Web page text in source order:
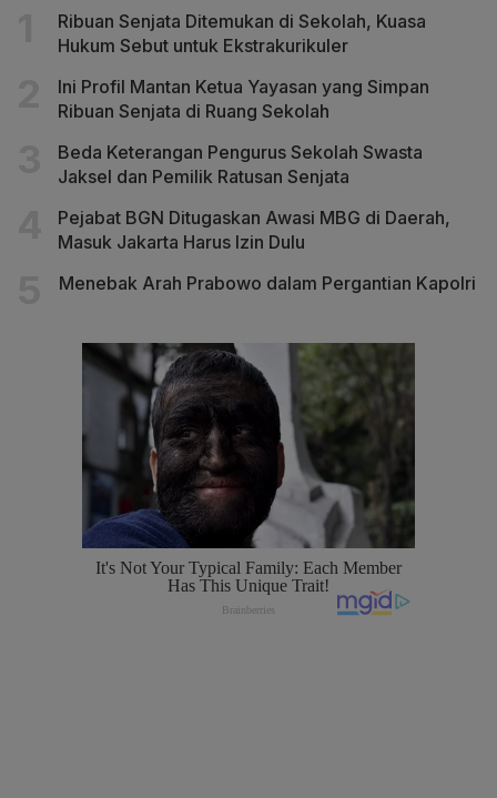
Ribuan Senjata Ditemukan di Sekolah, Kuasa
Hukum Sebut untuk Ekstrakurikuler
Ini Profil Mantan Ketua Yayasan yang Simpan
Ribuan Senjata di Ruang Sekolah
Beda Keterangan Pengurus Sekolah Swasta
Jaksel dan Pemilik Ratusan Senjata
Pejabat BGN Ditugaskan Awasi MBG di Daerah,
Masuk Jakarta Harus Izin Dulu
Menebak Arah Prabowo dalam Pergantian Kapolri